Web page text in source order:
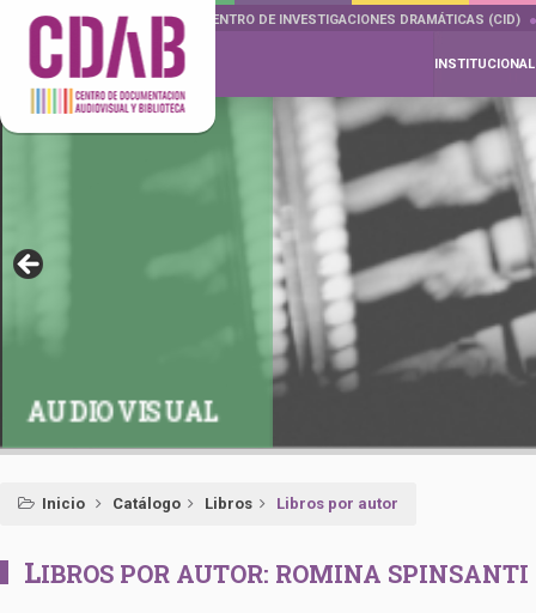
DOCUMENTA DRAMÁTICAS CENTRO DE INVESTIGACIONES DRAMÁTICAS (CID)
INSTITUCIONAL
AUDIOVISUAL
Inicio Catálogo Libros Libros por autor
LIBROS POR AUTOR: ROMINA SPINSANTI